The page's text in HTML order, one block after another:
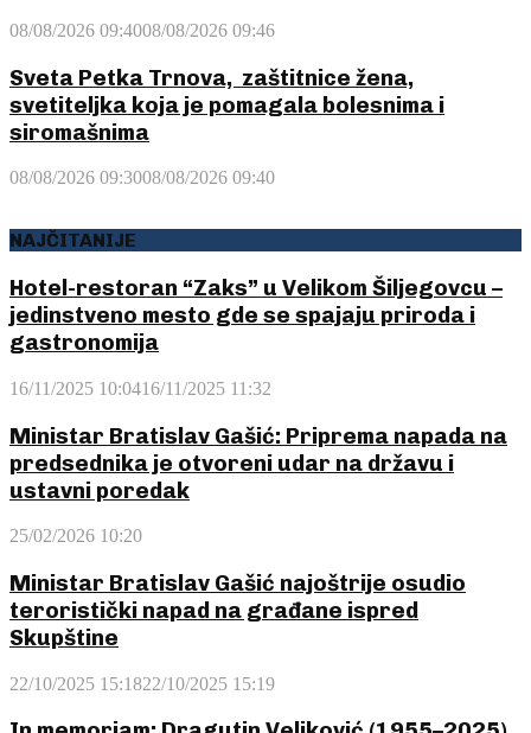
08/08/2026 09:4008/08/2026 09:46
Sveta Petka Trnova, zaštitnice žena,
svetiteljka koja je pomagala bolesnima i
siromašnima
08/08/2026 09:3008/08/2026 09:40
NAJČITANIJE
Hotel-restoran “Zaks” u Velikom Šiljegovcu –
jedinstveno mesto gde se spajaju priroda i
gastronomija
16/11/2025 10:0416/11/2025 11:32
Ministar Bratislav Gašić: Priprema napada na
predsednika je otvoreni udar na državu i
ustavni poredak
25/02/2026 10:20
Ministar Bratislav Gašić najoštrije osudio
teroristički napad na građane ispred
Skupštine
22/10/2025 15:1822/10/2025 15:19